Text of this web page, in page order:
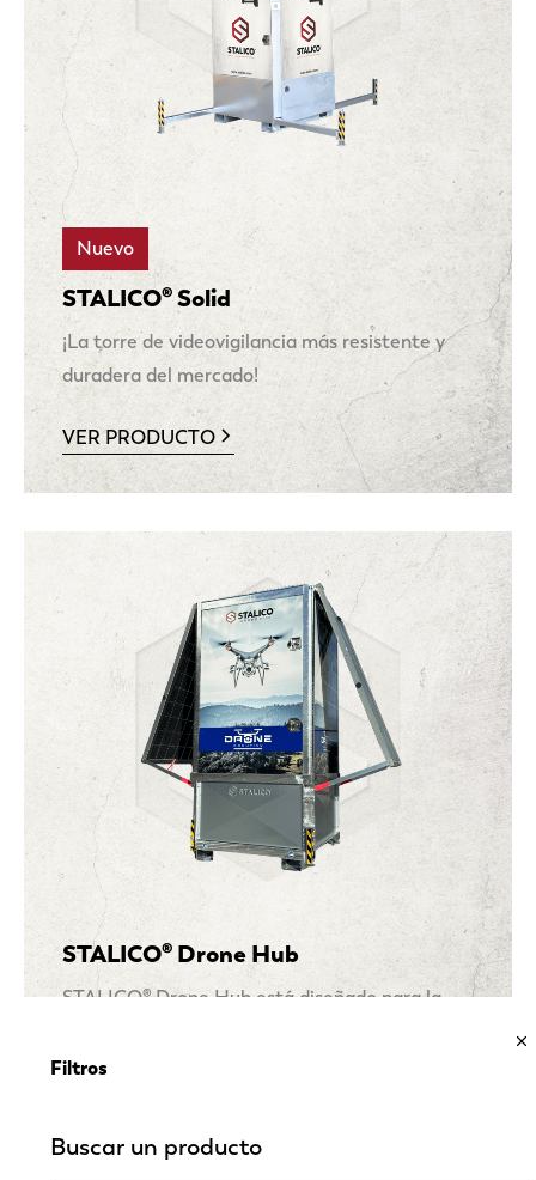
Filtros
Buscar un producto
Nuevo
STALICO® Solid
¡La torre de videovigilancia más resistente y
duradera del mercado!
VER PRODUCTO
STALICO® Drone Hub
STALICO® Drone Hub está diseñado para la